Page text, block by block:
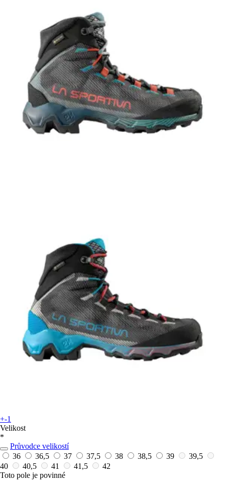
+-1
Velikost
*
Průvodce velikostí
36
36,5 37 37,5 38 38,5 39
39,5
40
40,5 41 41,5
42
Toto pole je povinné